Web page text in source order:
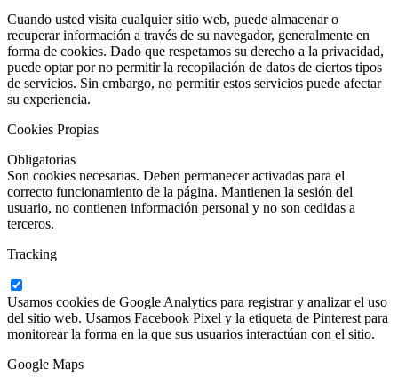
Cuando usted visita cualquier sitio web, puede almacenar o
recuperar información a través de su navegador, generalmente en
forma de cookies. Dado que respetamos su derecho a la privacidad,
puede optar por no permitir la recopilación de datos de ciertos tipos
de servicios. Sin embargo, no permitir estos servicios puede afectar
su experiencia.
Cookies Propias
Obligatorias
Son cookies necesarias. Deben permanecer activadas para el
correcto funcionamiento de la página. Mantienen la sesión del
usuario, no contienen información personal y no son cedidas a
terceros.
Tracking
Usamos cookies de Google Analytics para registrar y analizar el uso
del sitio web. Usamos Facebook Pixel y la etiqueta de Pinterest para
monitorear la forma en la que sus usuarios interactúan con el sitio.
Google Maps